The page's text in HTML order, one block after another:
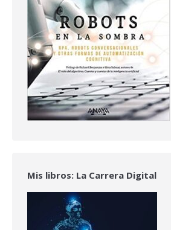
Mis libros: La Carrera Digital